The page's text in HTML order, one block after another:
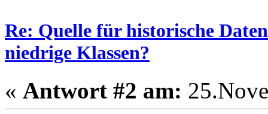
Re: Quelle für historische
niedrige Klassen?
« Antwort #2 am: